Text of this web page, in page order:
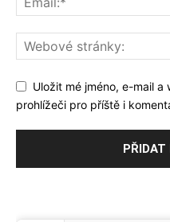
Uložit mé jméno, e-mail
prohlížeči pro příště i